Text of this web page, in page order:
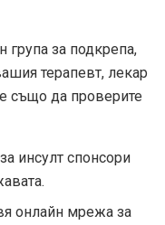
група за подкрепа,
терапевт, лекар
също да проверите
инсулт спонсори
онлайн мрежа за